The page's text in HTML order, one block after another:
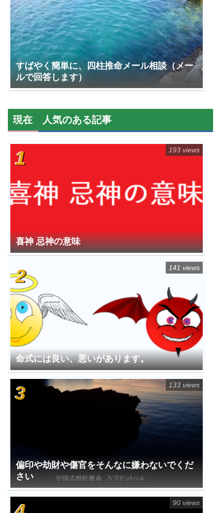
すばやく簡単に、四柱推命メール相談（メー
ルで回答します）
現在 人気のある記事
喜神 忌神の意味
193 views
命式には良い、悪いがあります。
141 views
偏印や劫財や傷官をそんなに嫌わないでくだ
さい
133 views
90 views